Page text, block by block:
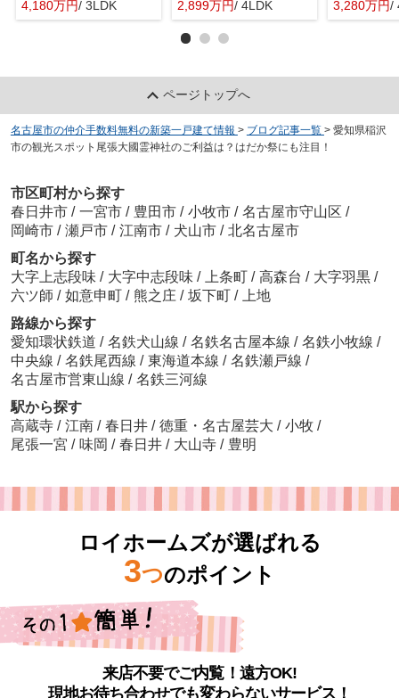
4,180万円/ 3LDK
2,899万円/ 4LDK 3,280万円/
ページトップへ
名古屋市の仲介手数料無料の新築一戸建て情報 > ブログ記事一覧 > 愛知県稲沢
市の観光スポット尾張大國霊神社のご利益は？はだか祭にも注目！
市区町村から探す
春日井市 / 一宮市 / 豊田市 / 小牧市 / 名古屋市守山区 /
岡崎市 / 瀬戸市 / 江南市 / 犬山市 / 北名古屋市
町名から探す
大字上志段味 / 大字中志段味 / 上条町 / 高森台 / 大字羽黒 /
六ツ師 / 如意申町 / 熊之庄 / 坂下町 /
上地
路線から探す
愛知環状鉄道 / 名鉄犬山線 / 名鉄名古屋本線 / 名鉄小牧線 /
中央線 / 名鉄尾西線 / 東海道本線 / 名鉄瀬戸線 /
名古屋市営東山線 / 名鉄三河線
駅から探す
高蔵寺 / 江南 / 春日井 / 徳重・名古屋芸大 / 小牧 /
尾張一宮 / 味岡 / 春日井 / 大山寺 / 豊明
ロイホームズが選ばれる
3つのポイント
来店不要でご内覧！遠方OK!
現地お待ち合わせでも変わらないサービス！